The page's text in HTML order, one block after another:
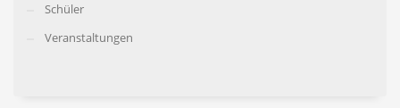
Schüler
Veranstaltungen